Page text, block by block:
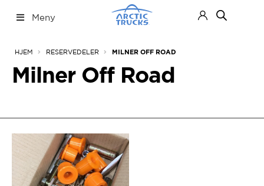
til
til
Meny
HJEM RESERVEDELER MILNER OFF ROAD
Milner Off Road